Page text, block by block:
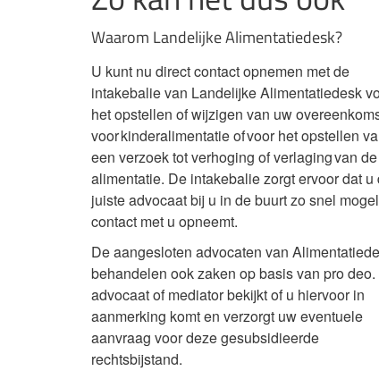
Waarom Landelijke Alimentatiedesk?
U kunt nu direct contact opnemen met de
intakebalie van Landelijke Alimentatiedesk
het opstellen of wijzigen van uw
voor kinderalimentatie of voor het opstellen
een verzoek tot verhoging of verlaging van de
alimentatie. De intakebalie zorgt ervoor dat u
juiste advocaat bij u in de buurt zo snel
contact met u opneemt.
De aangesloten advocaten van
behandelen ook zaken op basis van pro
advocaat of mediator bekijkt of u hiervoor in
aanmerking komt en verzorgt uw eventuele
aanvraag voor deze gesubsidieerde
rechtsbijstand.